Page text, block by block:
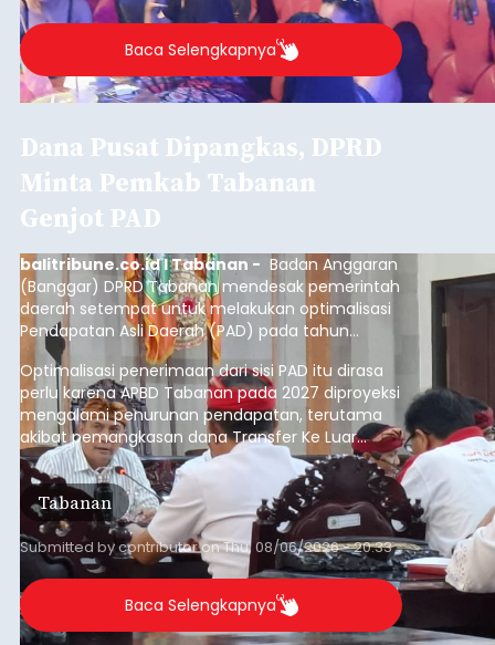
Baca Selengkapnya
Dana Pusat Dipangkas, DPRD
Minta Pemkab Tabanan
Genjot PAD
balitribune.co.id I Tabanan - Badan Anggaran
(Banggar) DPRD Tabanan mendesak pemerintah
daerah setempat untuk melakukan optimalisasi
Pendapatan Asli Daerah (PAD) pada tahun
anggaran 2027.
Optimalisasi penerimaan dari sisi PAD itu dirasa
perlu karena APBD Tabanan pada 2027 diproyeksi
mengalami penurunan pendapatan, terutama
akibat pemangkasan dana Transfer Ke Luar
Daerah (TKD) dari pemerintah pusat.
Tabanan
Submitted bycontributoronThu, 08/06/2026 - 20:33
Baca Selengkapnya